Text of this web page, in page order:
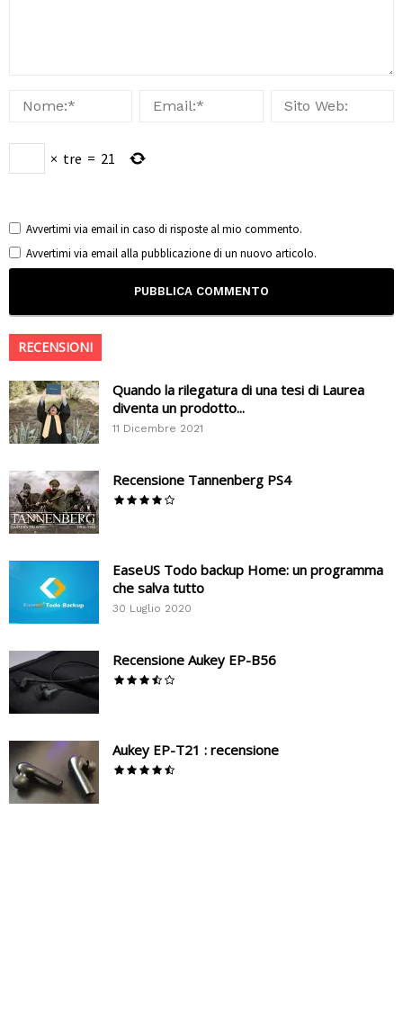
× tre = 21
Avvertimi via email in caso di risposte al mio commento.
Avvertimi via email alla pubblicazione di un nuovo articolo.
RECENSIONI
Quando la rilegatura di una tesi di Laurea
diventa un prodotto...
11 Dicembre 2021
Recensione Tannenberg PS4
EaseUS Todo backup Home: un programma
che salva tutto
30 Luglio 2020
Recensione Aukey EP-B56
Aukey EP-T21 : recensione